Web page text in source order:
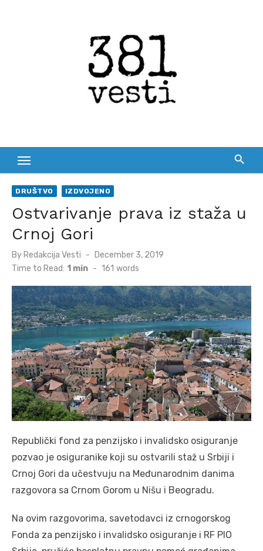
DRUŠTVO IZDVOJENO
Ostvarivanje prava iz staža u
Crnoj Gori
By Redakcija Vesti
Posted
on
December 3, 2019
Time to Read: 1 min - 161 words
Republički fond za penzijsko i invalidsko osiguranje
pozvao je osiguranike koji su ostvarili staž u Srbiji i
Crnoj Gori da učestvuju na Međunarodnim danima
razgovora sa Crnom Gorom u Nišu i Beogradu.
Na ovim razgovorima, savetodavci iz crnogorskog
Fonda za penzijsko i invalidsko osiguranje i RF PIO